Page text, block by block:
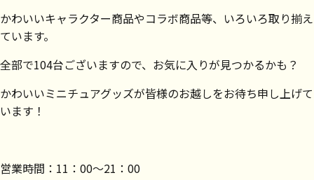
かわいいキャラクター商品やコラボ商品等、いろいろ取り揃え
ています。
全部で104台ございますので、お気に入りが見つかるかも？
かわいいミニチュアグッズが皆様のお越しをお待ち申し上げて
います！
営業時間：11：00～21：00